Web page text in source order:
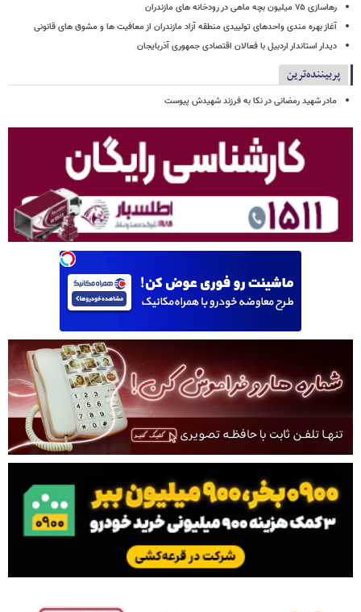
رهاسازی ۷۵ میلیون بچه ماهی در رودخانه های مازندران
آغاز بهره مندی واحدهای تولییدی منطقه آزاد مازندران از معافیت ها و مشوق های قانونی
دیدار استاندار اردبیل با فعالان اقتصادی جمهوری آذربایجان
پربیننده‌ترین
مادر شهید رمضانی در نکا به فرزند شهیدش پیوست